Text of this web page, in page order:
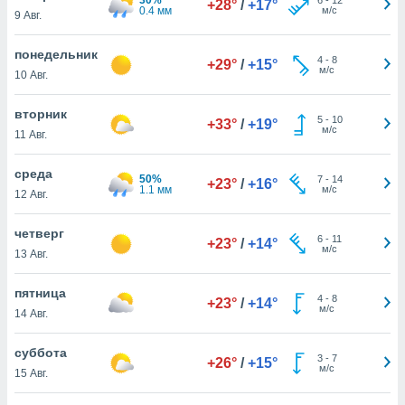
действия
рекламу
нашей
cookie
cookie
в
нашего
9 Авг.
0.4 мм
+28° / +17°
м/с
понедельник
10 Авг.
+29° / +15° 4- 8
м/с
вторник
11 Авг.
+33° / +19° 5- 10
м/с
среда
12 Авг.
50%
1.1 мм
+23° / +16° 7- 14
м/с
четверг
13 Авг.
+23° / +14° 6- 11
м/с
пятница
14 Авг.
+23° / +14° 4- 8
м/с
суббота
15 Авг.
+26° / +15° 3- 7
м/с